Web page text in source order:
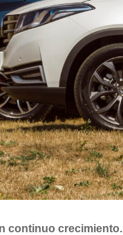
continuo crecimiento.